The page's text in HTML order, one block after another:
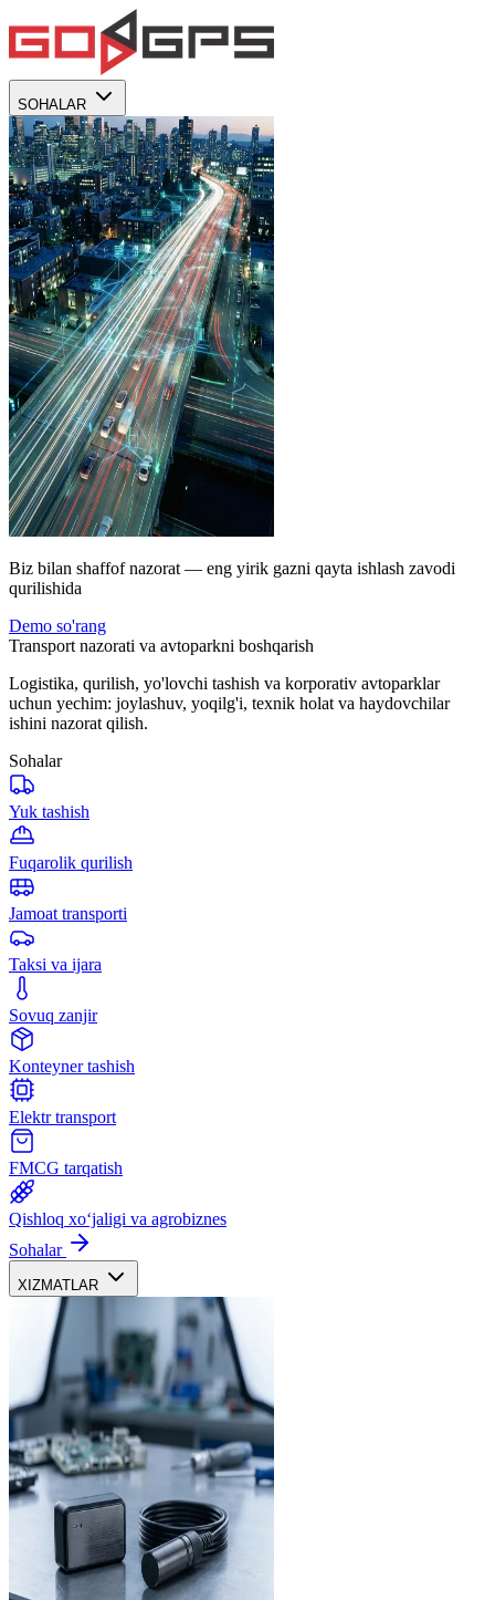
SOHALAR
Biz bilan shaffof nazorat — eng yirik gazni qayta ishlash zavodi
qurilishida
Demo so'rang
Transport nazorati va avtoparkni boshqarish
Logistika, qurilish, yo'lovchi tashish va korporativ avtoparklar
uchun yechim: joylashuv, yoqilg'i, texnik holat va haydovchilar
ishini nazorat qilish.
Sohalar
Yuk tashish
Fuqarolik qurilish
Jamoat transporti
Taksi va ijara
Sovuq zanjir
Konteyner tashish
Elektr transport
FMCG tarqatish
Qishloq xoʻjaligi va agrobiznes
Sohalar
XIZMATLAR